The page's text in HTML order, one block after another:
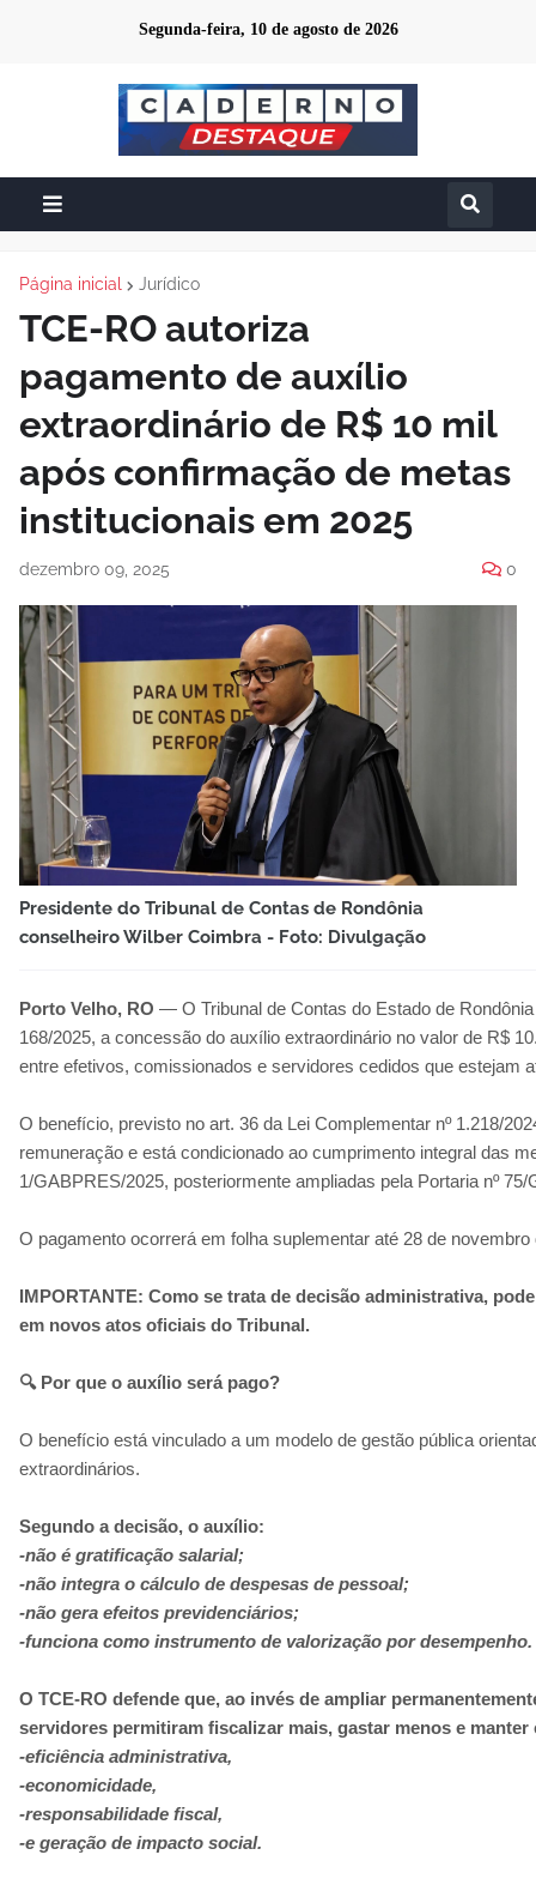
Segunda-feira, 10 de agosto de 2026
Página inicial Jurídico
TCE-RO autoriza
pagamento de auxílio
extraordinário de R$ 10 mil
após confirmação de metas
institucionais em 2025
dezembro 09, 2025 0
Presidente do Tribunal de Contas de Rondônia
conselheiro Wilber Coimbra - Foto: Divulgação
Porto Velho, RO — O Tribunal de Contas do Estado de
168/2025, a concessão do auxílio extraordinário no valor de R$
entre efetivos, comissionados e servidores cedidos que estejam
O benefício, previsto no art. 36 da Lei Complementar nº 1.218/
remuneração e está condicionado ao cumprimento integral das
1/GABPRES/2025, posteriormente ampliadas pela Portaria nº
O pagamento ocorrerá em folha suplementar até 28 de
IMPORTANTE: Como se trata de decisão administrativa,
em novos atos oficiais do Tribunal.
🔍 Por que o auxílio será pago?
O benefício está vinculado a um modelo de gestão pública
extraordinários.
Segundo a decisão, o auxílio:
-não é gratificação salarial;
-não integra o cálculo de despesas de pessoal;
-não gera efeitos previdenciários;
-funciona como instrumento de valorização por desempenho.
O TCE-RO defende que, ao invés de ampliar
servidores permitiram fiscalizar mais, gastar menos e
-eficiência administrativa,
-economicidade,
-responsabilidade fiscal,
-e geração de impacto social.